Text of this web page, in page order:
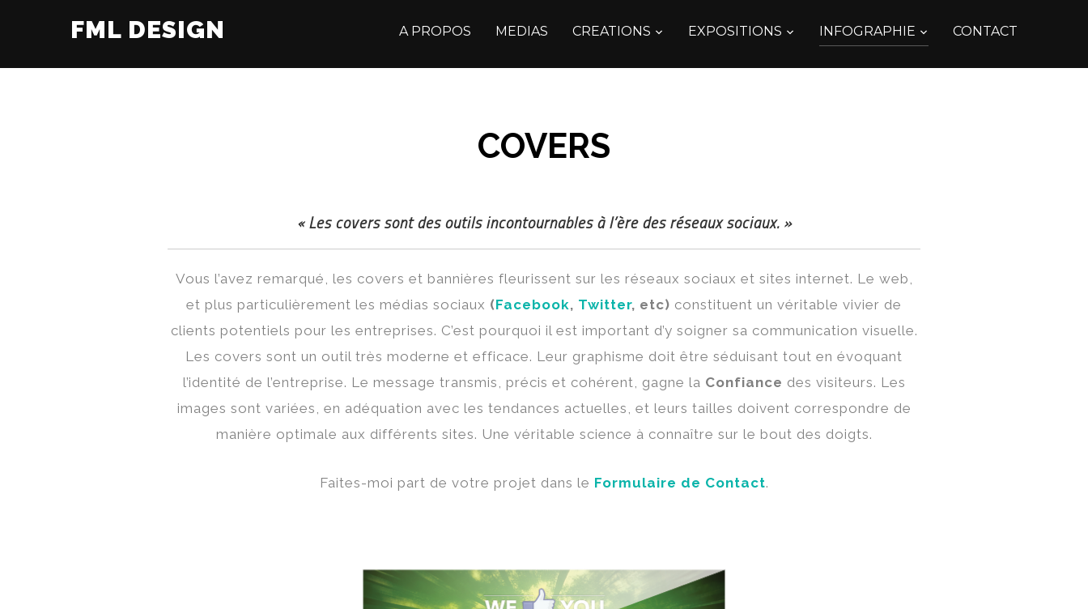
FML DESIGN A PROPOS MEDIAS CREATIONS EXPOSITIONS INFOGRAPHIE CONTACT
COVERS
« Les covers sont des outils incontournables à l’ère des réseaux sociaux. »
Vous l’avez remarqué, les covers et bannières fleurissent sur les réseaux sociaux et sites internet. Le web,
et plus particulièrement les médias sociaux (Facebook, Twitter, etc) constituent un véritable vivier de
clients potentiels pour les entreprises. C’est pourquoi il est important d’y soigner sa communication visuelle.
Les covers sont un outil très moderne et efficace. Leur graphisme doit être séduisant tout en évoquant
l’identité de l’entreprise. Le message transmis, précis et cohérent, gagne la Confiance des visiteurs. Les
images sont variées, en adéquation avec les tendances actuelles, et leurs tailles doivent correspondre de
manière optimale aux différents sites. Une véritable science à connaître sur le bout des doigts.
Faites-moi part de votre projet dans le Formulaire de Contact.